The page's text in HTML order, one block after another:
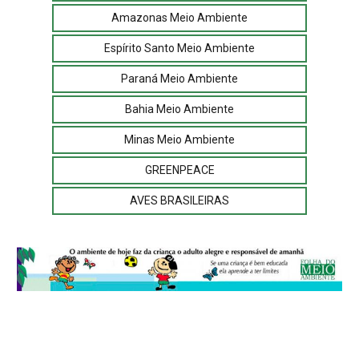
Amazonas Meio Ambiente
Espírito Santo Meio Ambiente
Paraná Meio Ambiente
Bahia Meio Ambiente
Minas Meio Ambiente
GREENPEACE
AVES BRASILEIRAS